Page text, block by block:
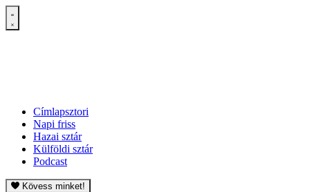
Címlapsztori
Napi friss
Hazai sztár
Külföldi sztár
Podcast
Kövess minket!